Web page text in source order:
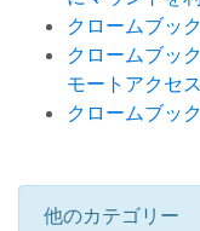
クロームブッ
クロームブッ
モートアクセ
クロームブッ
他のカテゴリー